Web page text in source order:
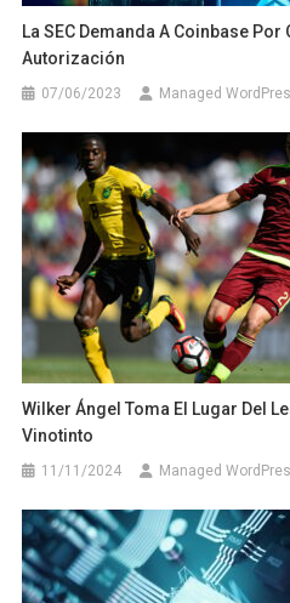
La SEC Demanda A Coinbase
Autorización
07/06/2023 Managed
Wilker Ángel Toma El Lugar Del
Vinotinto
11/11/2024 Managed